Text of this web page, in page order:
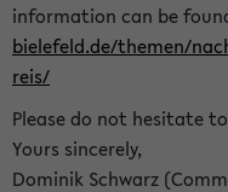
information can be
bielefeld.de/themen/
reis/
Please do not hesitate
Yours sincerely,
Dominik Schwarz